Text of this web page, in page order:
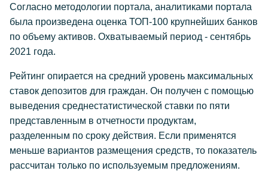
Согласно методологии портала, аналитиками портала
была произведена оценка ТОП-100 крупнейших банков
по объему активов. Охватываемый период - сентябрь
2021 года.
Рейтинг опирается на средний уровень максимальных
ставок депозитов для граждан. Он получен с помощью
выведения среднестатистической ставки по пяти
представленным в отчетности продуктам,
разделенным по сроку действия. Если применятся
меньше вариантов размещения средств, то показатель
рассчитан только по используемым предложениям.